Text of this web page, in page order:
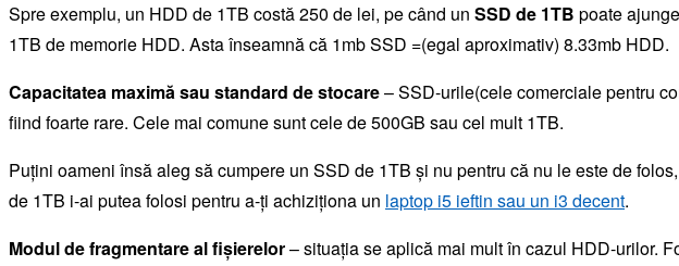
Spre exemplu, un HDD de 1TB costă 250 de lei, pe când un SSD de 1TB poate
1TB de memorie HDD. Asta înseamnă că 1mb SSD =(egal aproximativ) 8.33mb HDD.
Capacitatea maximă sau standard de stocare– SSD-urile(cele comerciale pentru
fiind foarte rare. Cele mai comune sunt cele de 500GB sau cel mult 1TB.
Puțini oameni însă aleg să cumpere un SSD de 1TB și nu pentru că nu le este de
de 1TB i-ai putea folosi pentru a-ți achiziționa un laptop i5 ieftin sau un i3 decent.
Modul de fragmentare al fișierelor– situația se aplică mai mult în cazul HDD-urilor.